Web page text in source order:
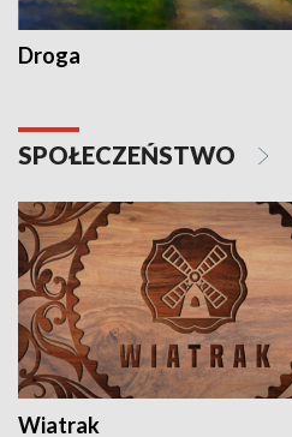
Droga
SPOŁECZEŃSTWO
Wiatrak